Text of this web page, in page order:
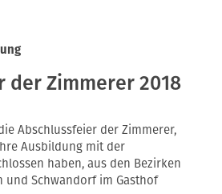
der Zimmerer 2018
Abschlussfeier der Zimmerer,
Ausbildung mit der
haben, aus den Bezirken
und Schwandorf im Gasthof